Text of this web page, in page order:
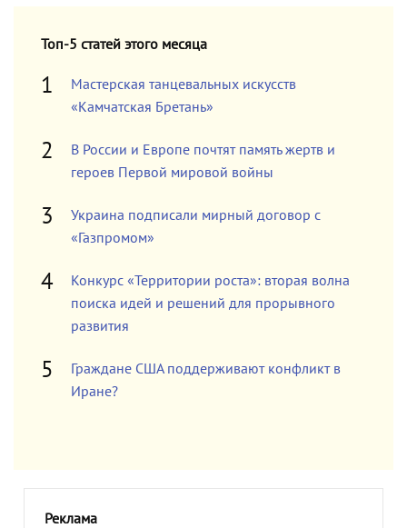
Топ-5 статей этого месяца
Мастерская танцевальных искусств
«Камчатская Бретань»
В России и Европе почтят память жертв и
героев Первой мировой войны
Украина подписали мирный договор с
«Газпромом»
Конкурс «Территории роста»: вторая волна
поиска идей и решений для прорывного
развития
Граждане США поддерживают конфликт в
Иране?
Реклама